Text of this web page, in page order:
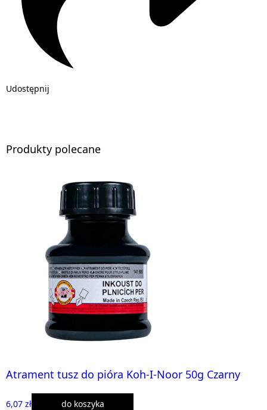
Udostępnij
Produkty polecane
Atrament tusz do pióra Koh-I-Noor 50g Czarny
6,07 zł do koszyka